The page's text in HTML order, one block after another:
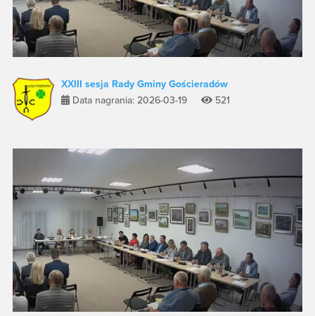
XXIII sesja Rady Gminy Gościeradów
Data nagrania: 2026-03-19
521